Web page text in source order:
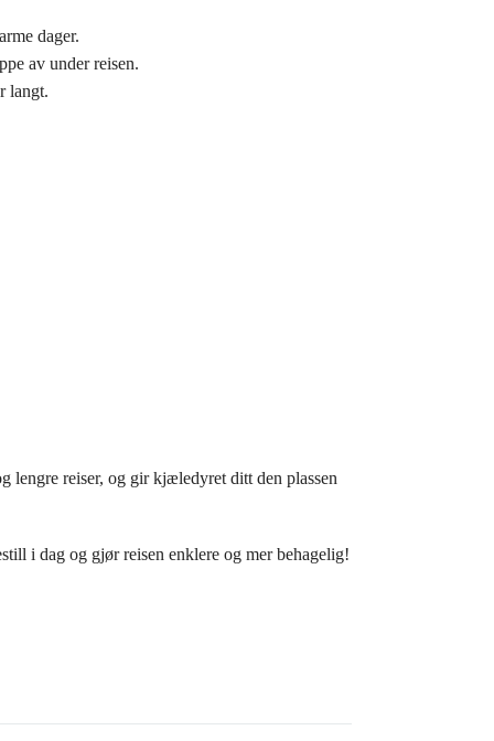
dager.
av under reisen.
langt.
reiser, og gir kjæledyret ditt den plassen
i dag og gjør reisen enklere og mer behagelig!